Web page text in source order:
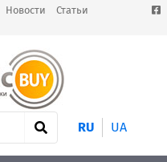
Новости
Статьи
RU UA